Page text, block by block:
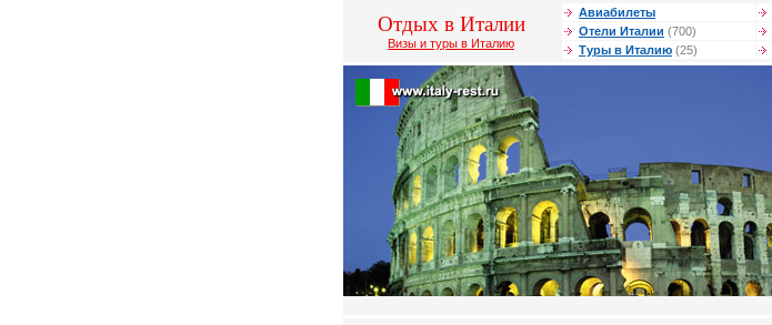
Отдых в Италии
Визы и туры в Италию
Авиабилеты
Отели Италии (700)
Туры в Италию (25)